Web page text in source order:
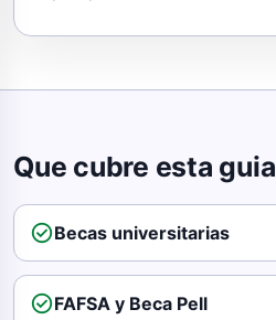
Que cubre esta guia
check_circleBecas universitarias
check_circleFAFSA y Beca Pell